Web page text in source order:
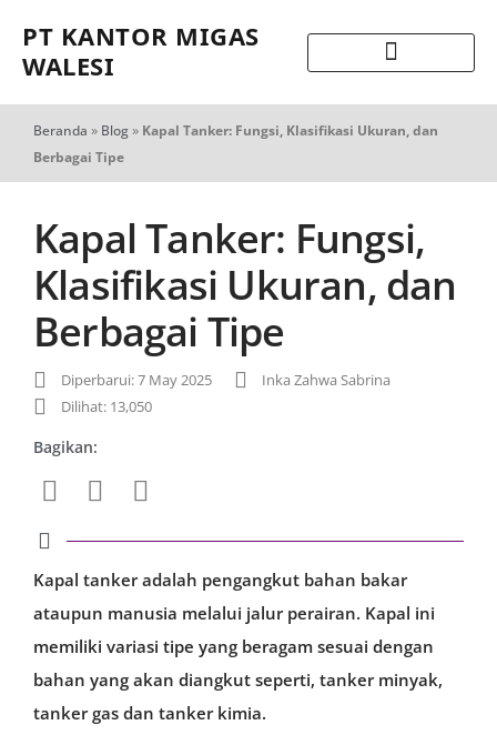
PT KANTOR MIGAS
WALESI
Beranda » Blog» Kapal Tanker: Fungsi, Klasifikasi Ukuran, dan
Berbagai Tipe
Kapal Tanker: Fungsi,
Klasifikasi Ukuran, dan
Berbagai Tipe
Diperbarui: 7 May 2025
Inka Zahwa Sabrina
Dilihat: 13,050
Bagikan:
Kapal tanker adalah pengangkut bahan bakar
ataupun manusia melalui jalur perairan. Kapal ini
memiliki variasi tipe yang beragam sesuai dengan
bahan yang akan diangkut seperti, tanker minyak,
tanker gas dan tanker kimia.